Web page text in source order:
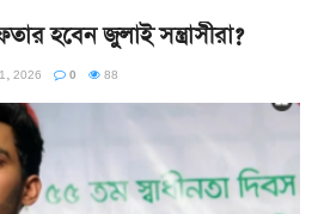
হবেন জুলাই সন্ত্রাসীরা?
2026 0 88